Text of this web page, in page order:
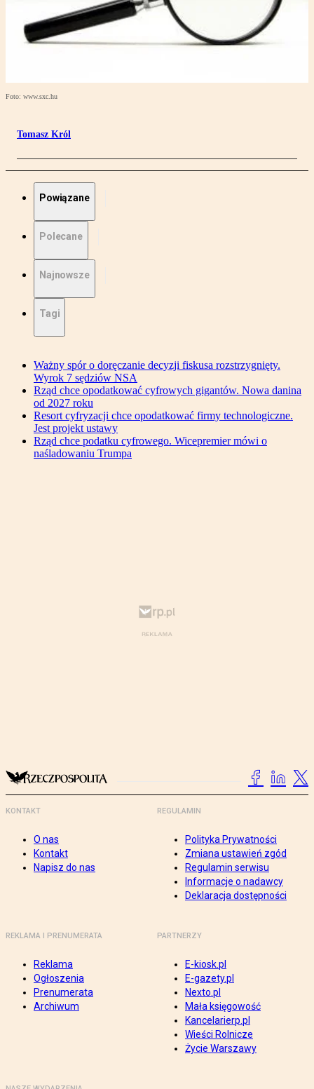
Foto: www.sxc.hu
Tomasz Król
Powiązane
Polecane
Najnowsze
Tagi
Ważny spór o doręczanie decyzji fiskusa rozstrzygnięty.
Wyrok 7 sędziów NSA
Rząd chce opodatkować cyfrowych gigantów. Nowa danina
od 2027 roku
Resort cyfryzacji chce opodatkować firmy technologiczne.
Jest projekt ustawy
Rząd chce podatku cyfrowego. Wicepremier mówi o
naśladowaniu Trumpa
KONTAKT
O nas
Kontakt
Napisz do nas
REGULAMIN
Polityka Prywatności
Zmiana ustawień zgód
Regulamin serwisu
Informacje o nadawcy
Deklaracja dostępności
REKLAMA I PRENUMERATA
Reklama
Ogłoszenia
Prenumerata
Archiwum
PARTNERZY
E-kiosk.pl
E-gazety.pl
Nexto.pl
Mała księgowość
Kancelarierp.pl
Wieści Rolnicze
Życie Warszawy